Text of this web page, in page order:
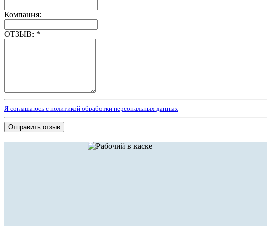
Компания:
ОТЗЫВ: *
Я соглашаюсь с политикой обработки персональных данных
Отправить отзыв